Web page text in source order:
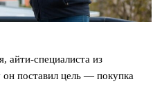
айти-специалиста из
поставил цель — покупка